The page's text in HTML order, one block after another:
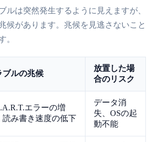
ルは突然発生するように見えますが、
候があります。兆候を見逃さないこと
。
ブルの兆候
放置した場
合のリスク
エラーの増
読み書き速度の低下
データ消
失、OSの起
動不能